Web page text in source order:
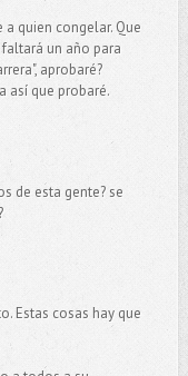
quien congelar. Que
un año para
aprobaré?
así que probaré.
de esta gente? se
Estas cosas hay que